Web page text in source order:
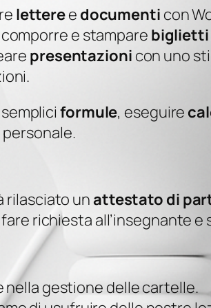
letteree documenti con
e stampare biglietti
presentazioni con uno
formule, eseguire
rilasciato un attestato di
richiesta all’insegnante e
nella gestione delle cartelle.